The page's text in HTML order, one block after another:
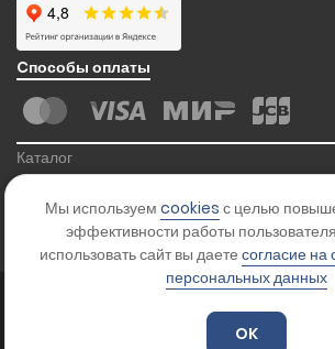
Cпособы оплаты
Каталог
Контакты
. Все права защищены.
Мы используем cookies с целью
эффективности работы
использовать сайт вы даете согласие на
персональных данных
OK